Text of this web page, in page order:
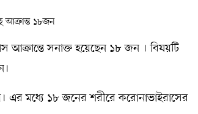
আক্রান্তে সনাক্ত হয়েছেন ১৮ জন । বিষয়টি
এর মধ্যে ১৮ জনের শরীরে করোনাভাইরাসের